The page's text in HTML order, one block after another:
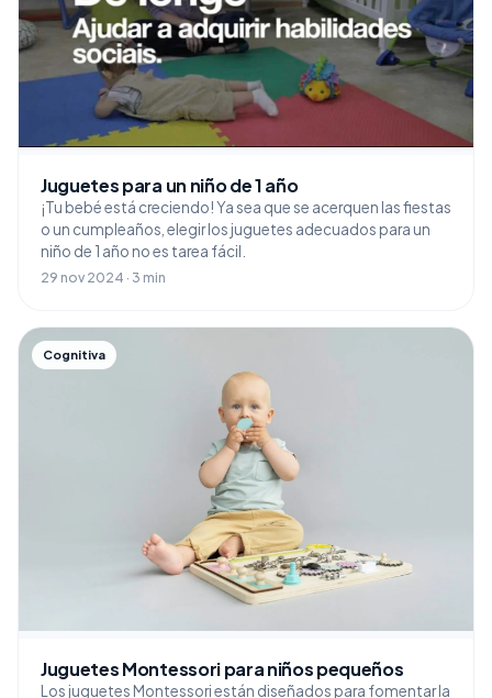
Juguetes para un niño de 1 año
¡Tu bebé está creciendo! Ya sea que se acerquen las fiestas
o un cumpleaños, elegir los juguetes adecuados para un
niño de 1 año no es tarea fácil.
29 nov 2024 · 3 min
Cognitiva
Juguetes Montessori para niños pequeños
Los juguetes Montessori están diseñados para fomentar la